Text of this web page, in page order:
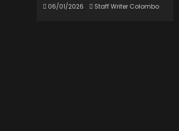
06/01/2026 Staff Writer Colombo